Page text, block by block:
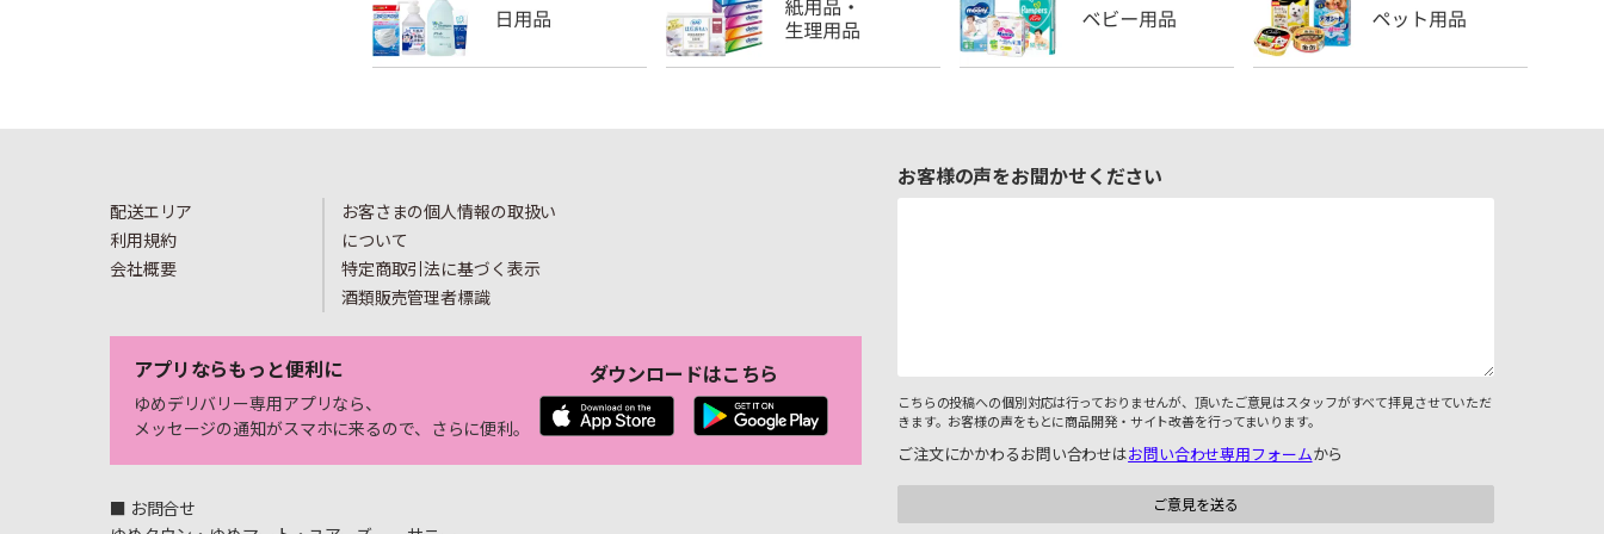
配送エリア
利用規約
会社概要
お客さまの個人情報の取扱い
について
特定商取引法に基づく表示
酒類販売管理者標識
アプリならもっと便利に
ゆめデリバリー専用アプリなら、
メッセージの通知がスマホに来るので、さらに便利。
ダウンロードはこちら
■ お問合せ
お客様の声をお聞かせください
こちらの投稿への個別対応は行っておりませんが、頂いたご意見はスタッフがすべて拝見させていただ
きます。お客様の声をもとに商品開発・サイト改善を行ってまいります。
ご注文にかかわるお問い合わせはお問い合わせ専用フォームから